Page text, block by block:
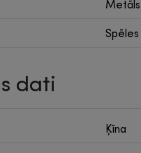
Metāls
Spēles
dati
Ķīna